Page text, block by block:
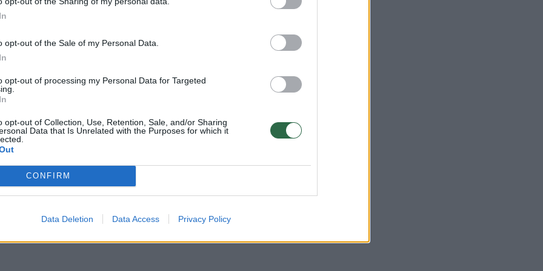
opt-out of the Sale of my Personal Data.
opt-out of processing my Personal Data for Targeted
opt-out of Collection, Use, Retention, Sale, and/or Sharing
Data that Is Unrelated with the Purposes for which it
CONFIRM
Data Deletion Data Access Privacy Policy
00:02:40
Nors teigė, kad šaudmenų pakankamai –
raketų mes norime
ir
Tailandą sukrėtė protu nesuvokiamas
išpuolis: paauglys nušovė senelius, 3